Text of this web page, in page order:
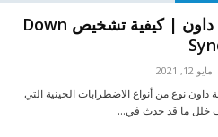
متلازمة داون | كيفية تشخيص Down
مايو 12, 2021
داون نوع من أنواع الاضطرابات الجينية التي
خلل ما قد حدث في…